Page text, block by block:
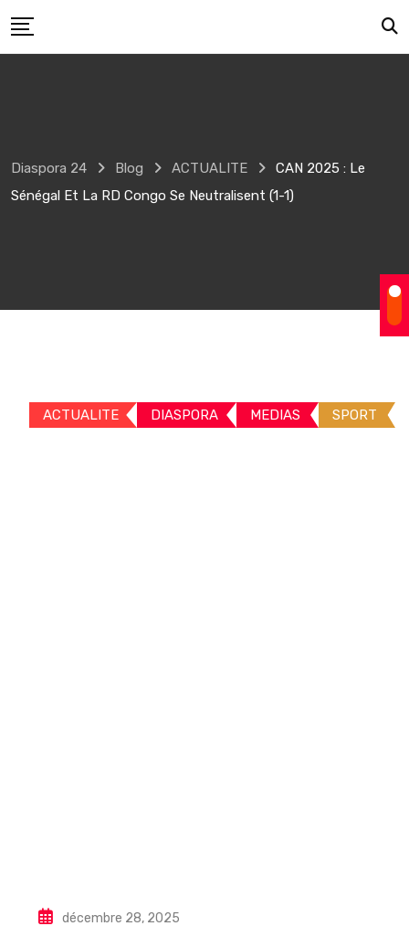
to
Diaspora 24 Blog ACTUALITE
CAN 2025 : Le
Sénégal Et La RD Congo Se Neutralisent (1-1)
ACTUALITE DIASPORA MEDIAS SPORT
décembre 28, 2025